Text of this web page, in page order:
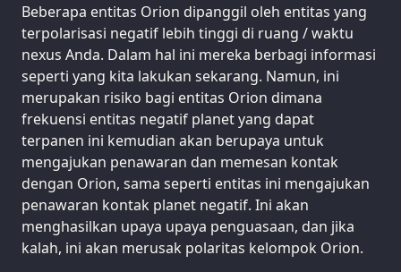
Beberapa entitas Orion dipanggil oleh entitas yang
terpolarisasi negatif lebih tinggi di ruang / waktu
nexus Anda. Dalam hal ini mereka berbagi informasi
seperti yang kita lakukan sekarang. Namun, ini
merupakan risiko bagi entitas Orion dimana
frekuensi entitas negatif planet yang dapat
terpanen ini kemudian akan berupaya untuk
mengajukan penawaran dan memesan kontak
dengan Orion, sama seperti entitas ini mengajukan
penawaran kontak planet negatif. Ini akan
menghasilkan upaya upaya penguasaan, dan jika
kalah, ini akan merusak polaritas kelompok Orion.